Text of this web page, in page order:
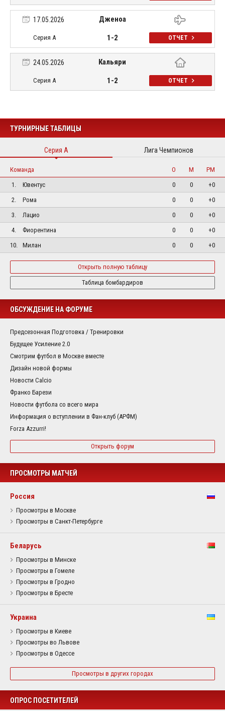
17.05.2026 Дженоа
Серия А 1-2 ОТЧЕТ
24.05.2026 Кальяри
Серия А 1-2 ОТЧЕТ
ТУРНИРНЫЕ ТАБЛИЦЫ
Серия А Лига Чемпионов
Команда О М
РМ
1.
Ювентус 0 0
+0
2.
Рома 0 0
+0
3.
Лацио 0 0
+0
4.
Фиорентина 0 0
+0
10.
Милан 0 0 +0
Открыть полную таблицу
Таблица бомбардиров
ОБСУЖДЕНИЕ НА ФОРУМЕ
Предсезонная Подготовка / Тренировки
Будущее Усиление 2.0
Смотрим футбол в Москве вместе
Дизайн новой формы
Новости Calcio
Франко Барези
Новости футбола со всего мира
Информация о вступлении в Фан-клуб (АРФМ)
Forza Azzurri!
Открыть форум
ПРОСМОТРЫ МАТЧЕЙ
Россия
Просмотры в Москве
Просмотры в Санкт-Петербурге
Беларусь
Просмотры в Минске
Просмотры в Гомеле
Просмотры в Гродно
Просмотры в Бресте
Украина
Просмотры в Киеве
Просмотры во Львове
Просмотры в Одессе
Просмотры в других городах
ОПРОС ПОСЕТИТЕЛЕЙ